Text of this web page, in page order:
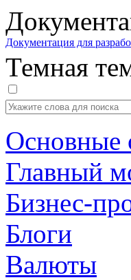
Документация для
Темная
Основные
Главный
Бизнес-
Блоги
Валюты